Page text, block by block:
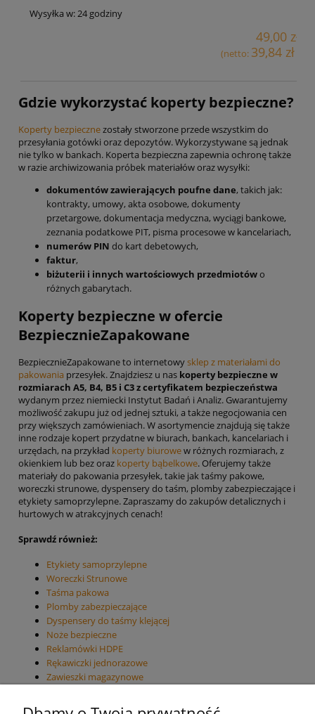
Wysyłka w:24 godziny
49,00 zł
(netto: 39,84 zł
Gdzie wykorzystać koperty bezpieczne?
Koperty bezpiecznezostały stworzone przede wszystkim do
przesyłania gotówki oraz depozytów. Wykorzystywane są jednak
nie tylko w bankach. Koperta bezpieczna zapewnia ochronę także
w razie archiwizowania próbek materiałów oraz wysyłki:
dokumentów zawierających poufne dane, takich jak:
kontrakty, umowy, akta osobowe, dokumenty
przetargowe, dokumentacja medyczna, wyciągi bankowe,
zeznania podatkowe PIT, pisma procesowe w kancelariach,
numerów PIN do kart debetowych,
faktur,
biżuterii i innych wartościowych przedmiotówo
różnych gabarytach.
Koperty bezpieczne w ofercie
BezpiecznieZapakowane
BezpiecznieZapakowane to internetowysklep z materiałami do
pakowania przesyłek. Znajdziesz u nas koperty bezpieczne w
rozmiarach A5, B4, B5 i C3 z certyfikatem bezpieczeństwa
wydanym przez niemiecki Instytut Badań i Analiz. Gwarantujemy
możliwość zakupu już od jednej sztuki, a także negocjowania cen
przy większych zamówieniach. W asortymencie znajdują się także
inne rodzaje kopert przydatne w biurach, bankach, kancelariach i
urzędach, na przykład koperty biurowew różnych rozmiarach, z
okienkiem lub bez oraz koperty bąbelkowe. Oferujemy także
materiały do pakowania przesyłek, takie jak taśmy pakowe,
woreczki strunowe, dyspensery do taśm, plomby zabezpieczające i
etykiety samoprzylepne. Zapraszamy do zakupów detalicznych i
hurtowych w atrakcyjnych cenach!
Sprawdź również:
Etykiety samoprzylepne
Woreczki Strunowe
Taśma pakowa
Plomby zabezpieczające
Dyspensery do taśmy klejącej
Noże bezpieczne
Reklamówki HDPE
Rękawiczki jednorazowe
Zawieszki magazynowe